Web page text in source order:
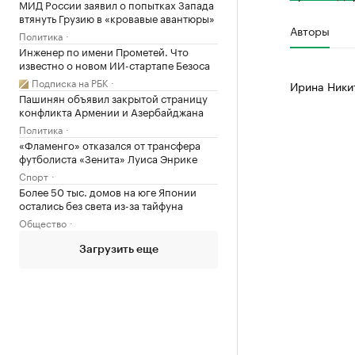
МИД России заявил о попытках Запада
втянуть Грузию в «кровавые авантюры»
Политика
Инженер по имени Прометей. Что
известно о новом ИИ-стартапе Безоса
Подписка на РБК
Пашинян объявил закрытой страницу
конфликта Армении и Азербайджана
Политика
«Фламенго» отказался от трансфера
футболиста «Зенита» Луиса Энрике
Спорт
Более 50 тыс. домов на юге Японии
остались без света из-за тайфуна
Общество
Загрузить еще
Авторы
Ирина